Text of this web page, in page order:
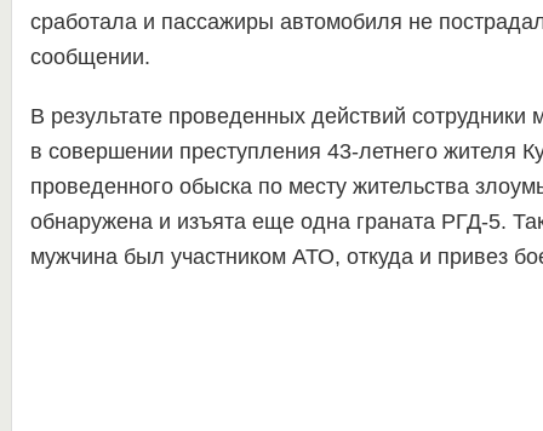
сработала и пассажиры автомобиля не
сообщении.
В результате проведенных действий сотрудники
в совершении преступления 43-летнего жителя
проведенного обыска по месту жительства
обнаружена и изъята еще одна граната РГД-5.
мужчина был участником АТО, откуда и привез